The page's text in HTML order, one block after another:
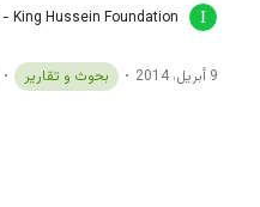
King Hussein Foundation
9 أبريل، 2014 بحوث و تقارير